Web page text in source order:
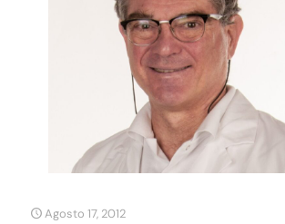
Agosto 17, 2012